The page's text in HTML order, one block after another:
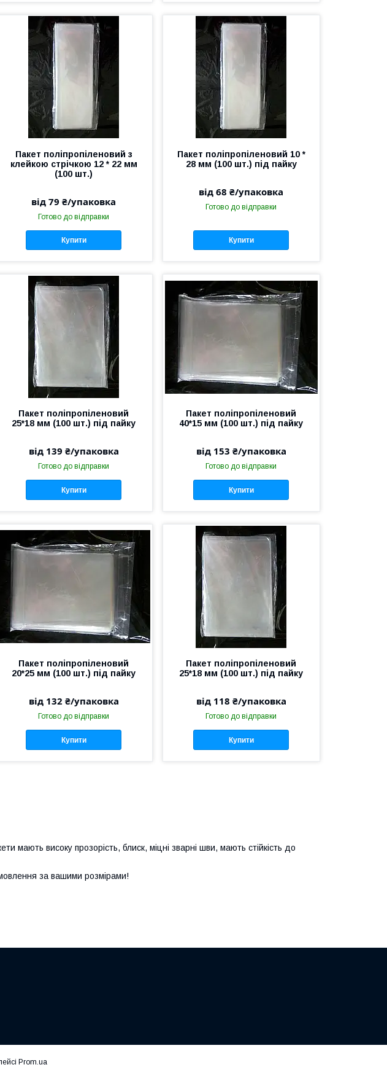
Пакет поліпропіленовий з
клейкою стрічкою 12 * 22 мм
(100 шт.)
від 79 ₴/упаковка
Готово до відправки
Купити
Пакет поліпропіленовий 10 *
28 мм (100 шт.) під пайку
від 68 ₴/упаковка
Готово до відправки
Купити
Пакет поліпропіленовий
25*18 мм (100 шт.) під пайку
від 139 ₴/упаковка
Готово до відправки
Купити
Пакет поліпропіленовий
40*15 мм (100 шт.) під пайку
від 153 ₴/упаковка
Готово до відправки
Купити
Пакет поліпропіленовий
20*25 мм (100 шт.) під пайку
від 132 ₴/упаковка
Готово до відправки
Купити
Пакет поліпропіленовий
25*18 мм (100 шт.) під пайку
від 118 ₴/упаковка
Готово до відправки
Купити
мають високу прозорість, блиск, міцні зварні шви, мають стійкість до
за вашими розмірами!
Prom.ua